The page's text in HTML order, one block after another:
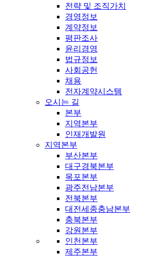
전략 및 조직가치
경영정보
계약정보
평판조사
윤리경영
법규정보
사회공헌
채용
전자계약시스템
오시는 길
본부
지역본부
인재개발원
지역본부
부산본부
대구경북본부
목포본부
광주전남본부
전북본부
대전세종충남본부
충북본부
강원본부
인천본부
제주본부